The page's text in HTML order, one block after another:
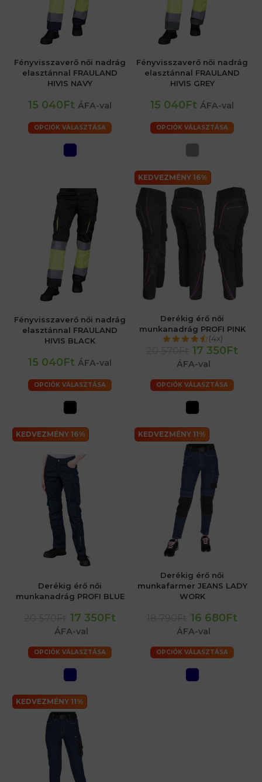
Fényvisszaverő női nadrág
elasztánnal FRAULAND
HIVIS NAVY
15 040Ft ÁFA-val
OPCIÓK VÁLASZTÁSA
Fényvisszaverő női nadrág
elasztánnal FRAULAND
HIVIS GREY
15 040Ft ÁFA-val
OPCIÓK VÁLASZTÁSA
Fényvisszaverő női nadrág
elasztánnal FRAULAND
HIVIS BLACK
15 040Ft ÁFA-val
OPCIÓK VÁLASZTÁSA
KEDVEZMÉNY 16%
Derékig érő női
munkanadrág PROFI PINK
(4x)
17 350Ft
ÁFA-val
OPCIÓK VÁLASZTÁSA
KEDVEZMÉNY 16%
Derékig érő női
munkanadrág PROFI BLUE
17 350Ft
ÁFA-val
OPCIÓK VÁLASZTÁSA
KEDVEZMÉNY 11%
Derékig érő női
munkafarmer JEANS LADY
WORK
16 680Ft
ÁFA-val
OPCIÓK VÁLASZTÁSA
KEDVEZMÉNY 11%